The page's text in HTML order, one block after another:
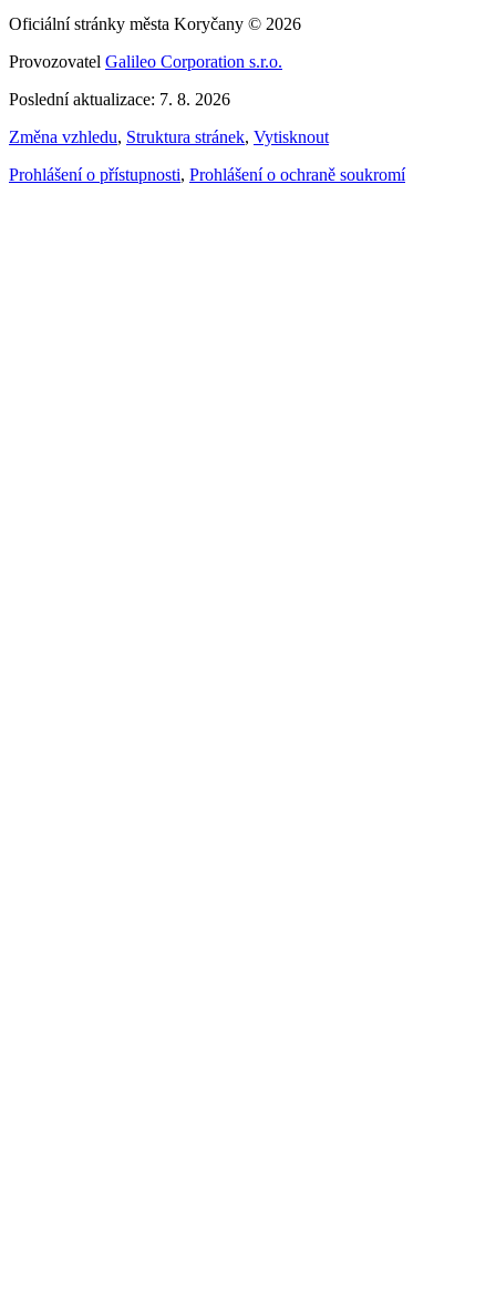
Oficiální stránky města Koryčany © 2026
Provozovatel Galileo Corporation s.r.o.
Poslední aktualizace: 7. 8. 2026
Změna vzhledu, Struktura stránek, Vytisknout
Prohlášení o přístupnosti, Prohlášení o ochraně soukromí